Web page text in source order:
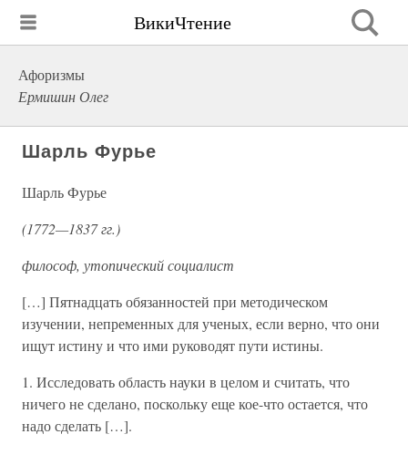
ВикиЧтение
Афоризмы
Ермишин Олег
Шарль Фурье
Шарль Фурье
(1772—1837 гг.)
философ, утопический социалист
[…] Пятнадцать обязанностей при методическом
изучении, непременных для ученых, если верно, что они
ищут истину и что ими руководят пути истины.
1. Исследовать область науки в целом и считать, что
ничего не сделано, поскольку еще кое-что остается, что
надо сделать […].